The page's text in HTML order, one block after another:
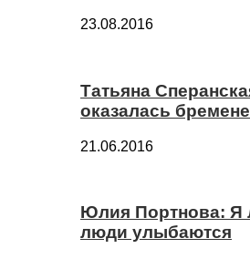
23.08.2016
Татьяна
оказалась
21.06.2016
Юлия Портнова: Я
люди улыбаются